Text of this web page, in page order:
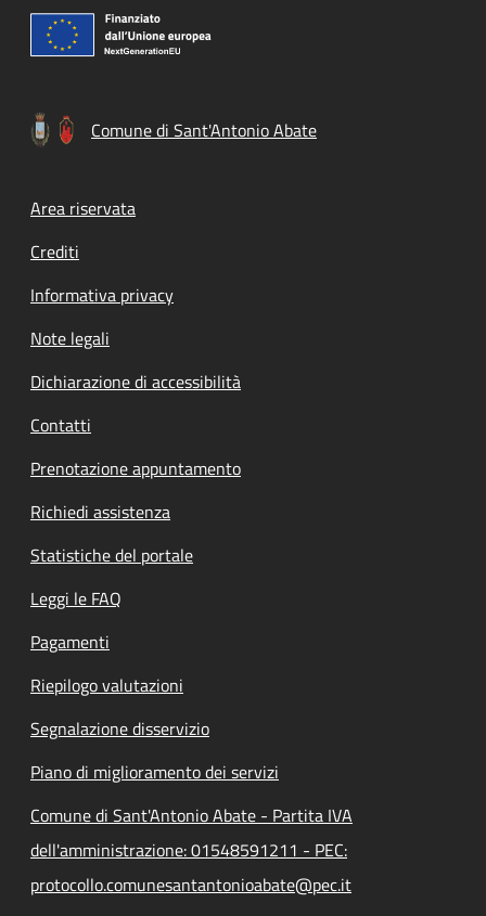
Comune di Sant'Antonio Abate
Footer menu
Area riservata
Crediti
Informativa privacy
Note legali
Dichiarazione di accessibilità
Contatti
Prenotazione appuntamento
Richiedi assistenza
Statistiche del portale
Leggi le FAQ
Pagamenti
Riepilogo valutazioni
Segnalazione disservizio
Piano di miglioramento dei servizi
Comune di Sant'Antonio Abate - Partita IVA
dell'amministrazione: 01548591211 - PEC:
protocollo.comunesantantonioabate@pec.it